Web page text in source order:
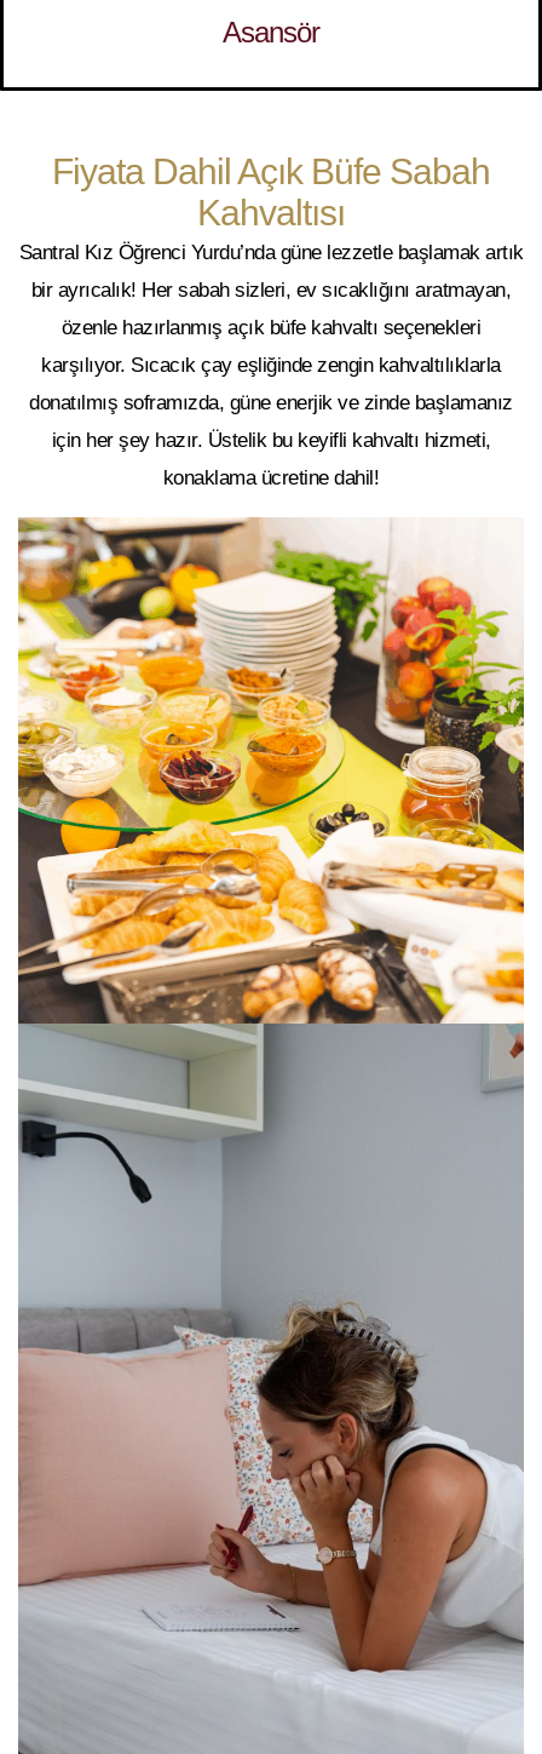
Asansör
Fiyata Dahil Açık Büfe Sabah
Kahvaltısı
Santral Kız Öğrenci Yurdu’nda güne lezzetle başlamak artık
bir ayrıcalık! Her sabah sizleri, ev sıcaklığını aratmayan,
özenle hazırlanmış açık büfe kahvaltı seçenekleri
karşılıyor. Sıcacık çay eşliğinde zengin kahvaltılıklarla
donatılmış soframızda, güne enerjik ve zinde başlamanız
için her şey hazır. Üstelik bu keyifli kahvaltı hizmeti,
konaklama ücretine dahil!